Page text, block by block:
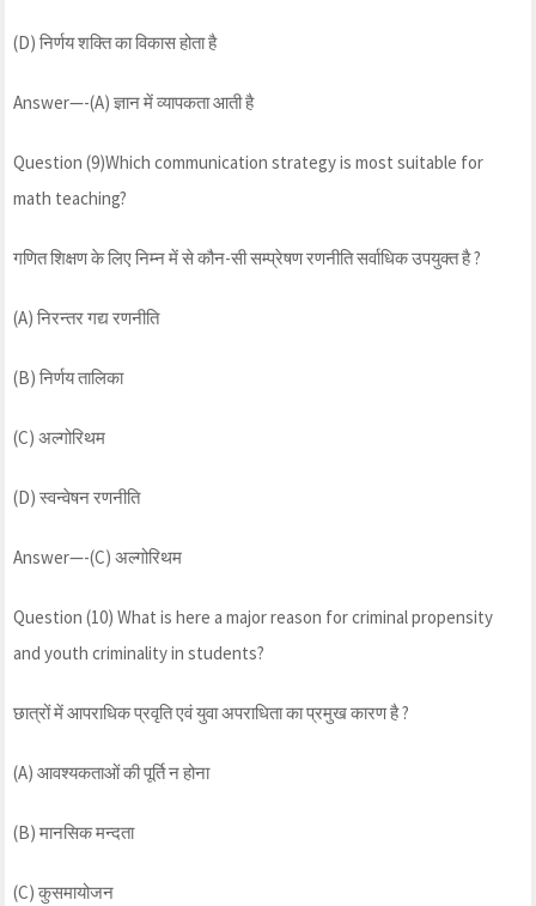
(D) निर्णय शक्ति का विकास होता है
Answer—-(A) ज्ञान में व्यापकता आती है
Question (9)Which communication strategy is most suitable for
math teaching?
गणित शिक्षण के लिए निम्न में से कौन-सी सम्प्रेषण रणनीति सर्वाधिक उपयुक्त है ?
(A) निरन्तर गद्य रणनीति
(B) निर्णय तालिका
(C) अल्गोरिथम
(D) स्वन्वेषन रणनीति
Answer—-(C) अल्गोरिथम
Question (10) What is here a major reason for criminal propensity
and youth criminality in students?
छात्रों में आपराधिक प्रवृति एवं युवा अपराधिता का प्रमुख कारण है ?
(A) आवश्यकताओं की पूर्ति न होना
(B) मानसिक मन्दता
(C) कुसमायोजन